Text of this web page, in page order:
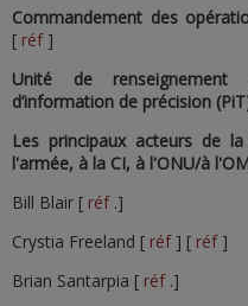
Commandement des
[ réf]
Unité de renseignement
d’information de précision
Les principaux acteurs de
l'armée, à la CI, à l'ONU/à
Bill Blair [ réf.]
Crystia Freeland [ réf] [ réf]
Brian Santarpia [ réf.]